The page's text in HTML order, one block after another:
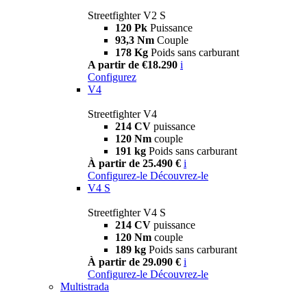
Streetfighter V2 S
120 Pk Puissance
93,3 Nm Couple
178 Kg Poids sans carburant
A partir de €18.290 i
Configurez
V4
Streetfighter V4
214 CV puissance
120 Nm couple
191 kg Poids sans carburant
À partir de 25.490 € i
Configurez-le Découvrez-le
V4 S
Streetfighter V4 S
214 CV puissance
120 Nm couple
189 kg Poids sans carburant
À partir de 29.090 € i
Configurez-le Découvrez-le
Multistrada